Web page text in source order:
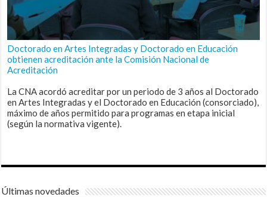
Doctorado en Artes Integradas y Doctorado en Educación
obtienen acreditación ante la Comisión Nacional de
Acreditación
La CNA acordó acreditar por un periodo de 3 años al Doctorado
en Artes Integradas y el Doctorado en Educación (consorciado),
máximo de años permitido para programas en etapa inicial
(según la normativa vigente).
Últimas novedades